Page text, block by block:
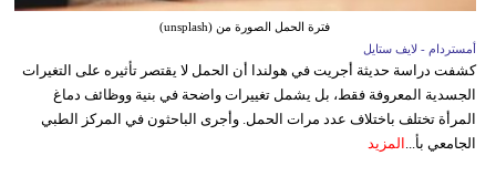
فترة الحمل الصورة من (unsplash)
أمستردام - لايف ستايل
كشفت دراسة حديثة أجريت في هولندا أن الحمل لا يقتصر تأثيره على التغيرات
الجسدية المعروفة فقط، بل يشمل تغييرات واضحة في بنية ووظائف دماغ
المرأة تختلف باختلاف عدد مرات الحمل. وأجرى الباحثون في المركز الطبي
الجامعي بأ... المزيد